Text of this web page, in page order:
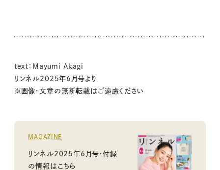
text：Mayumi Akagi
リンネル2025年6月号より
※画像・文章の無断転載はご遠慮ください
MAGAZINE
リンネル2025年6月号・付録
の情報はこちら